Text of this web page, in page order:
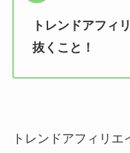
トレンドアフィ
抜くこと！
トレンドアフィリ